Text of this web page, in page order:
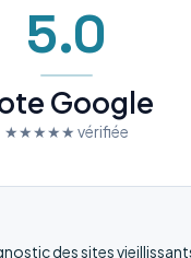
5.0
Google
★★★★★ vérifiée
des sites